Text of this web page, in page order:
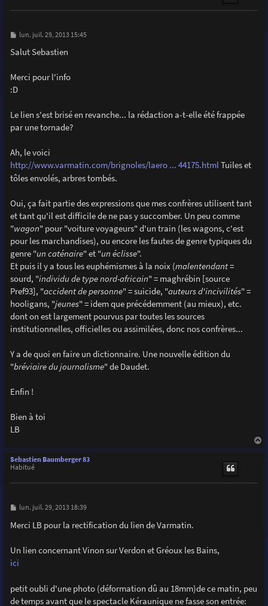
M
s
s
e
lun. juil. 29, 2013 15:45
Salut Sebastien
Merci pour l'info
:D
Le lien s'est brisé en revanche... la rédaction a-t-elle été frappée
par une tornade?
Ah, le voici
http://www.varmatin.com/brignoles/laero ... 44175.htmlTuiles et
tôles envolés, arbres tombés.
Oui, ça fait partie des expressions que mes confrères utilisent tant
et tant qu'il est difficile de ne pas y succomber. Un peu comme
"wagon" pour "voiture voyageurs" d'un train (les wagons, c'est
pour les marchandises), ou encore les fautes de genre typiques du
genre "un caténaire" et "un éclisse".
Et puis il y a tous les euphémismes à la noix (malentendant=
sourd, "individu de type nord-africain" = maghrébin [source
Pref93], "accident de personne" = suicide, "auteurs d'incivilités" =
hooligans, "jeunes" = idem que précédemment (au mieux), etc.
dont on est largement pourvus par toutes les sources
institutionnelles, officielles ou assimilées, donc nos confrères...
Y a de quoi en faire un dictionnaire. Une nouvelle édition du
"bréviaire du journalisme" de Daudet.
Enfin !
Bien à toi
LB
Sebastien Baumberger 83
Habitué
M
s
s
e
lun. juil. 29, 2013 18:39
Merci LB pour la rectification du lien de Varmatin.
Un lien concernant Vinon sur Verdon et Gréoux les Bains,
ici
petit oubli d'une photo (déformation dû au 18mm)de ce matin, peu
de temps avant que le spectacle Kéraunique ne fasse son entrée: